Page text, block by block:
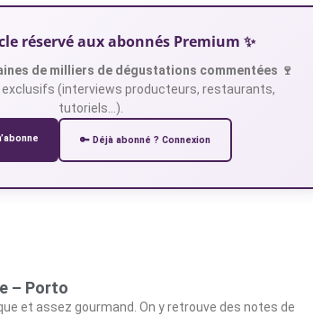
réservé aux abonnés Premium ✨
de milliers de dégustations commentées 🍷
(interviews producteurs, restaurants,
tutoriels…).
🔑 Déjà abonné ? Connexion
– Porto
et assez gourmand. On y retrouve des notes de